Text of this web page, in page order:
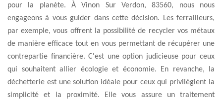
pour la planète. À Vinon Sur Verdon, 83560, nous nous
engageons à vous guider dans cette décision. Les ferrailleurs,
par exemple, vous offrent la possibilité de recycler vos métaux
de manière efficace tout en vous permettant de récupérer une
contrepartie financière. C'est une option judicieuse pour ceux
qui souhaitent allier écologie et économie. En revanche, la
déchetterie est une solution idéale pour ceux qui privilégient la
simplicité et la proximité. Elle vous assure un traitement